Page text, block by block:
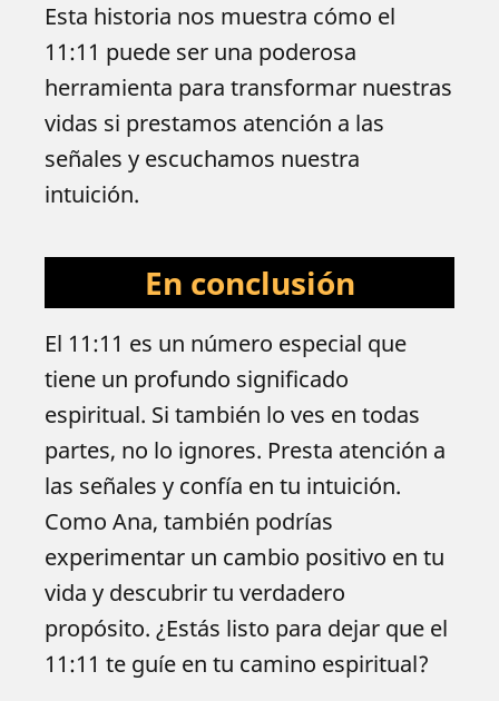
Esta historia nos muestra cómo el
11:11 puede ser una poderosa
herramienta para transformar nuestras
vidas si prestamos atención a las
señales y escuchamos nuestra
intuición.
En conclusión
El 11:11 es un número especial que
tiene un profundo significado
espiritual. Si también lo ves en todas
partes, no lo ignores. Presta atención a
las señales y confía en tu intuición.
Como Ana, también podrías
experimentar un cambio positivo en tu
vida y descubrir tu verdadero
propósito. ¿Estás listo para dejar que el
11:11 te guíe en tu camino espiritual?